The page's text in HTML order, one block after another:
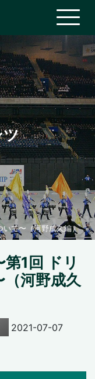
いて〜（河野成久編）
第1回 ドリ
河野成久
2021-07-07